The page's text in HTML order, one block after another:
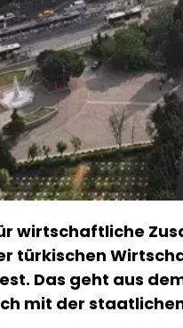
wirtschaftliche
türkischen
Das geht aus
mit der